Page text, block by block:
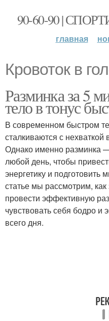
90-60-90 |
главная
Кровоток в
Разминка за 5
тело в тонус
В современном быстром
сталкиваются с
Однако именно разминка —
любой день, чтобы
энергетику и
статье мы рассмотрим,
провести эффективную
чувствовать себя бодро и
всего дня.